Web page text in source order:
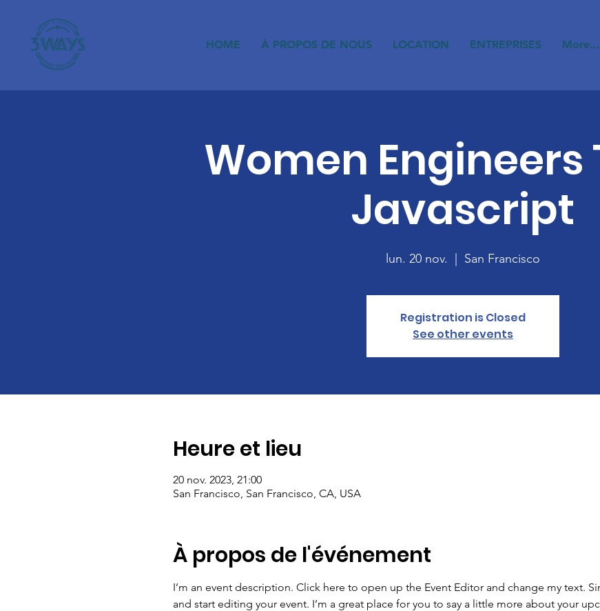
HOME À PROPOS DE NOUS LOCATION ENTREPRISES More...
Women Engineers
Javascript
lun. 20 nov. San Francisco
Registration is Closed
See other events
Heure et lieu
20 nov. 2023, 21:00
San Francisco, San Francisco, CA, USA
À propos de l'événement
I’m an event description. Click here to open up the Event Editor and change my text.
and start editing your event. I’m a great place for you to say a little more about your